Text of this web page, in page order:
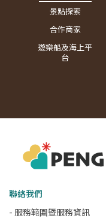
景點探索
合作商家
遊樂船及海上平
台
聯絡我們
- 服務範圍暨服務資訊